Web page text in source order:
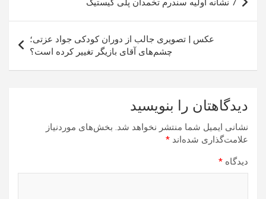
نوشته
7 نشانه اولیه سندرم تخمدان پلی کیستیک
عکس | تصویری جالب از دوران کودکی جواد عزتی؛
چشم‌های آقای بازیگر تغییر کرده است؟
دیدگاهتان را بنویسید
نشانی ایمیل شما منتشر نخواهد شد. بخش‌های موردنیاز
علامت‌گذاری شده‌اند *
دیدگاه *